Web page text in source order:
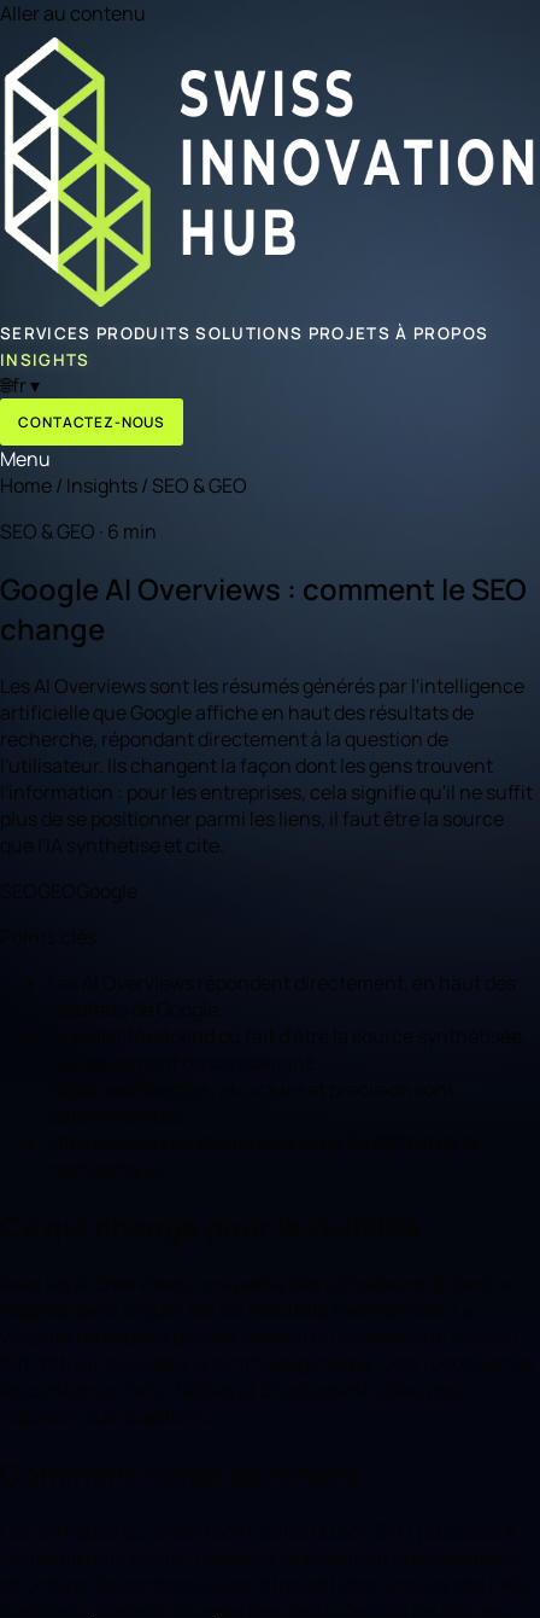
Aller au contenu
SERVICES PRODUITSSOLUTIONS PROJETSÀ PROPOS
INSIGHTS
🌐fr▾
CONTACTEZ-NOUS
Menu
Home/ Insights/ SEO & GEO
SEO & GEO · 6 min
Google AI Overviews : comment le SEO
change
Les AI Overviews sont les résumés générés par l'intelligence
artificielle que Google affiche en haut des résultats de
recherche, répondant directement à la question de
l'utilisateur. Ils changent la façon dont les gens trouvent
l'information : pour les entreprises, cela signifie qu'il ne suffit
plus de se positionner parmi les liens, il faut être la source
que l'IA synthétise et cite.
Google